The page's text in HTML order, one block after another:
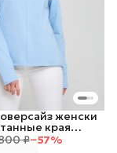
₽−57%
женски
края